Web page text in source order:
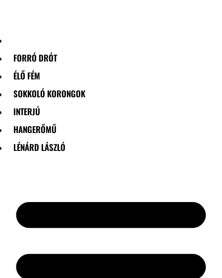
FORRÓ DRÓT
ÉLŐ FÉM
SOKKOLÓ KORONGOK
INTERJÚ
HANGERŐMŰ
LÉNÁRD LÁSZLÓ